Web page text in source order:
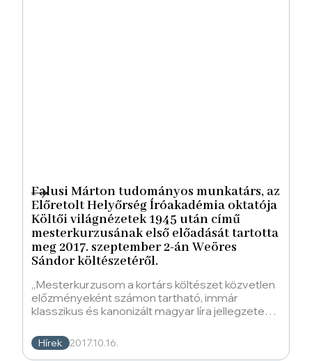
Falusi Márton tudományos munkatárs, az
Előretolt Helyőrség Íróakadémia oktatója
Költői világnézetek 1945 után című
mesterkurzusának első előadását tartotta
meg 2017. szeptember 2-án Weöres
Sándor költészetéről.
„Mesterkurzusom a kortárs költészet közvetlen
előzményeként számon tartható, immár
klasszikus és kanonizált magyar líra jellegzetes
Hírek 2017.10.16.